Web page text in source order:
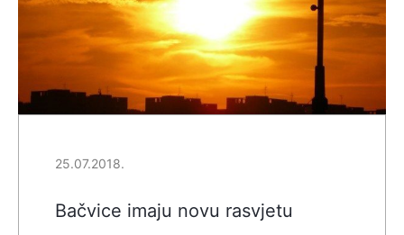
25.07.2018.
Bačvice imaju novu rasvjetu